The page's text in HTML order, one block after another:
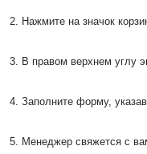
2. Нажмите на значок
3. В правом верхнем углу
4. Заполните форму,
5. Менеджер свяжется с